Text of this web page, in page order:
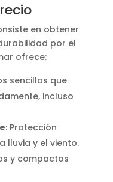
en obtener
por el
ofrece:
sencillos que
incluso
: Protección
lluvia y el viento.
y compactos